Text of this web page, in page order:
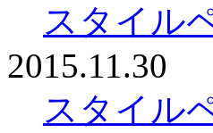
スタイル
2015.11.30
スタイル